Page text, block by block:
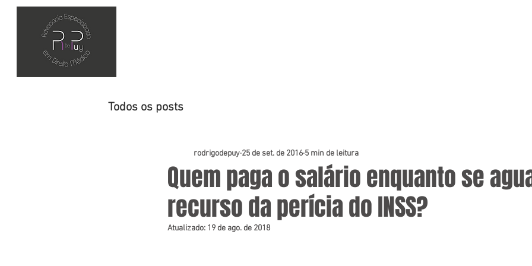
Todos os posts
Quem paga o salário enquanto se
recurso da perícia do INSS?
rodrigodepuy 25 de set. de 2016 5 min de leitura
Atualizado: 19 de ago. de 2018